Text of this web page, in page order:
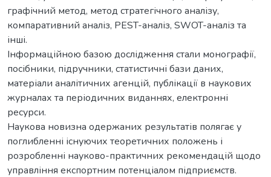
графічний метод, метод стратегічного аналізу,
компаративний аналіз, PEST-аналіз, SWOT-аналіз та
інші.
Інформаційною базою дослідження стали монографії,
посібники, підручники, статистичні бази даних,
матеріали аналітичних агенцій, публікації в наукових
журналах та періодичних виданнях, електронні
ресурси.
Наукова новизна одержаних результатів полягає у
поглибленні існуючих теоретичних положень і
розробленні науково-практичних рекомендацій щодо
управління експортним потенціалом підприємств.